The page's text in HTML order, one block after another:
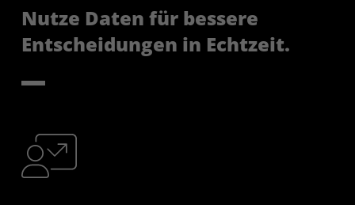
Nutze Daten für bessere
Entscheidungen in Echtzeit.